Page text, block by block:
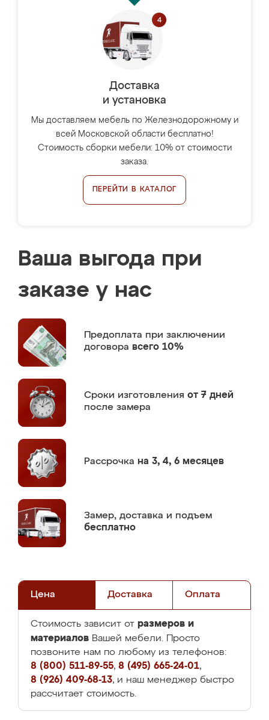
Доставка
и установка
Мы доставляем мебель по Железнодорожному и
всей Московской области бесплатно!
Стоимость сборки мебели: 10% от стоимости
заказа.
ПЕРЕЙТИ В КАТАЛОГ
Ваша выгода при
заказе у нас
Предоплата при заключении
договора всего 10%
Сроки изготовления от 7 дней
после замера
Рассрочка на 3, 4, 6 месяцев
Замер, доставка и подъем
бесплатно
Цена Доставка Оплата
Стоимость зависит от размеров и
материалов Вашей мебели. Просто
позвоните нам по любому из телефонов:
8 (800) 511-89-55, 8 (495) 665-24-01,
8 (926) 409-68-13, и наш менеджер быстро
рассчитает стоимость.